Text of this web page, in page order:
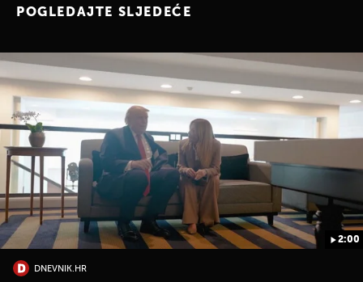
POGLEDAJTE SLJEDEĆE
2:00
DNEVNIK.HR